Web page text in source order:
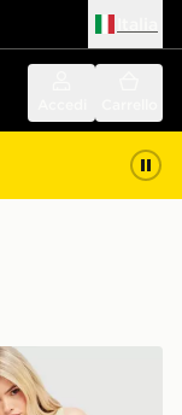
Top Junior
Running